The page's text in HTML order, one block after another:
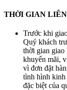
THỜI GIAN
Trước khi
Quý khách
thời gian giao
khuyến mãi,
vì đơn đặt
tình hình kinh
đặc biệt của